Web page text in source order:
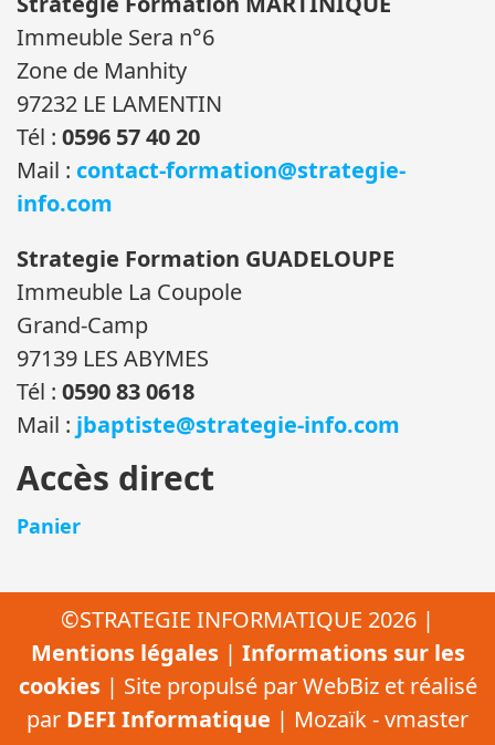
Immeuble Sera n°6
Zone de Manhity
97232 LE LAMENTIN
Tél : 0596 57 40 20
Mail : contact-formation@strategie-
info.com
Strategie Formation GUADELOUPE
Immeuble La Coupole
Grand-Camp
97139 LES ABYMES
Tél : 0590 83 0618
Mail : jbaptiste@strategie-info.com
Accès direct
Panier
©STRATEGIE INFORMATIQUE 2026 |
Mentions légales | Informations sur les
cookies | Site propulsé par WebBiz et réalisé
par DEFI Informatique | Mozaïk - vmaster